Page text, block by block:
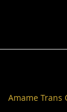
Amame Trans